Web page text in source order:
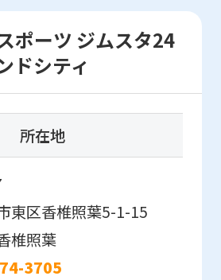
ポーツ ジムスタ24
ドシティ
所在地
東区香椎照葉5-1-15
椎照葉
3705
you
use
an
automatic
translation
service,
the
version
of
this